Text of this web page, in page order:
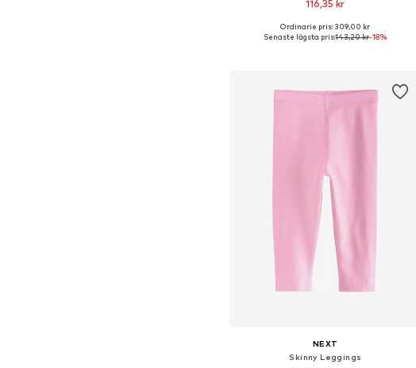
116,35 kr
Ordinarie pris: 309,00 kr
Senaste lägsta pris:143,20 kr-18%
NEXT
Skinny Leggings